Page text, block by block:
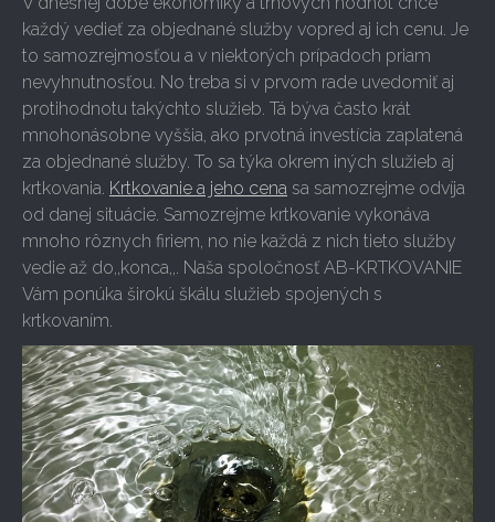
každý vedieť za objednané služby vopred aj ich cenu. Je
to samozrejmosťou a v niektorých prípadoch priam
nevyhnutnosťou. No treba si v prvom rade uvedomiť aj
protihodnotu takýchto služieb. Tá býva často krát
mnohonásobne vyššia, ako prvotná investícia zaplatená
za objednané služby. To sa týka okrem iných služieb aj
krtkovania. Krtkovanie a jeho cena sa samozrejme odvíja
od danej situácie. Samozrejme krtkovanie vykonáva
mnoho rôznych firiem, no nie každá z nich tieto služby
vedie až do,,konca,,. Naša spoločnosť AB-KRTKOVANIE
Vám ponúka širokú škálu služieb spojených s
krtkovaním.